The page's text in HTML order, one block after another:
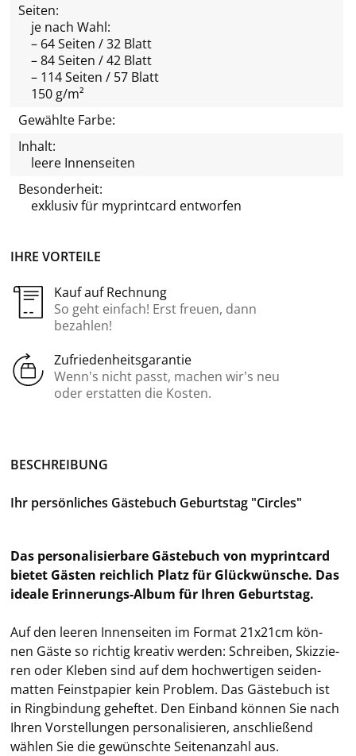
IHRE VORTEILE
Kauf auf Rechnung
So geht einfach! Erst freuen, dann
bezahlen!
Zufriedenheitsgarantie
Wenn’s nicht passt, machen wir’s neu
oder erstatten die Kosten.
Seiten:
je nach Wahl:
– 64 Seiten / 32 Blatt
– 84 Seiten / 42 Blatt
– 114 Seiten / 57 Blatt
150 g/m²
Gewählte Farbe:
Inhalt:
leere Innenseiten
Besonderheit:
exklusiv für myprintcard entworfen
BE­SCHREI­BUNG
Ihr per­sön­li­ches Gäs­te­buch Ge­burts­tag "Cir­cles"
Das per­so­na­li­sier­ba­re Gäs­te­buch von my­print­card
bie­tet Gäs­ten reich­lich Platz für Glück­wün­sche. Das
idea­le Erinnerungs-​Album für Ihren Ge­burts­tag.
Auf den lee­ren In­nen­sei­ten im For­mat 21x21cm kön­
nen Gäste so rich­tig krea­tiv wer­den: Schrei­ben, Skiz­zie­
ren oder Kle­ben sind auf dem hoch­wer­ti­gen sei­den­
mat­ten Feinst­pa­pier kein Pro­blem. Das Gäs­te­buch ist
in Ring­bin­dung ge­hef­tet. Den Ein­band kön­nen Sie nach
Ihren Vor­stel­lun­gen per­so­na­li­sie­ren, an­schlie­ßend
wäh­len Sie die ge­wünsch­te Sei­ten­an­zahl aus.